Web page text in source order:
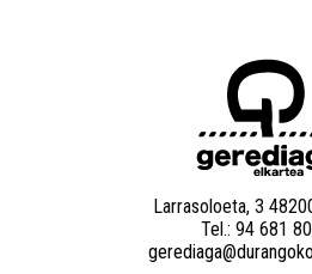
Larrasoloeta, 3
Tel.: 94 681